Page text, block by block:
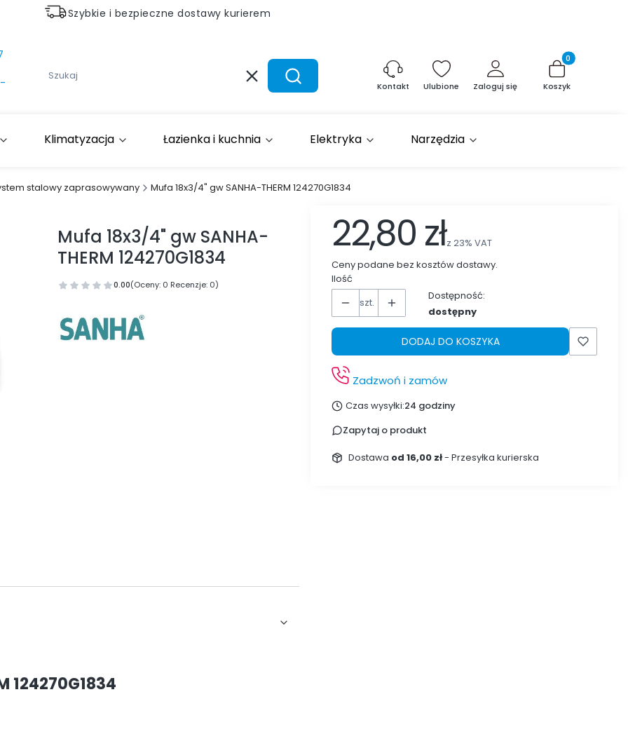
Szybkie i bezpieczne dostawy kurierem
WyczyśćSzukaj Kontakt Ulubione Zaloguj się
Produkty w
Koszyk
Klimatyzacja Łazienka i kuchnia Elektryka Narzędzia
stalowy zaprasowywany Mufa 18x3/4" gw SANHA-THERM 124270G1834
Mufa 18x3/4" gw SANHA-
THERM 124270G1834
0.00(Oceny: 0 Recenzje: 0)
124270G1834
22,80 złz 23% VAT
Ceny podane bez kosztów dostawy.
Ilość
szt.
Dostępność:
dostępny
DODAJ DO KOSZYKA
Zadzwoń i zamów
Czas wysyłki:24 godziny
Zapytaj o produkt
Dostawa od 16,00 zł- Przesyłka kurierska